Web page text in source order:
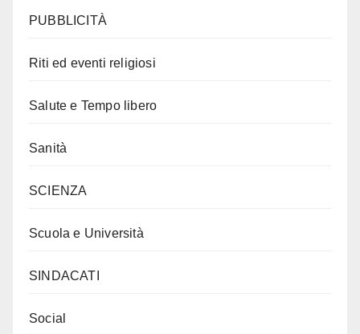
PUBBLICITÀ
Riti ed eventi religiosi
Salute e Tempo libero
Sanità
SCIENZA
Scuola e Università
SINDACATI
Social